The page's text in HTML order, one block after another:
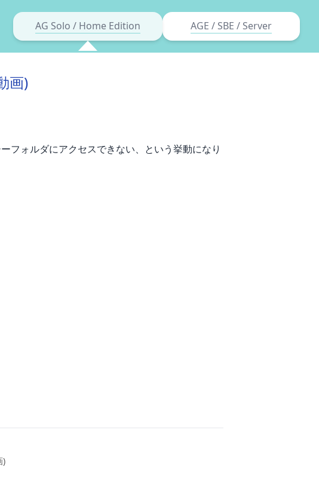
AG Solo / Home Edition AGE / SBE / Server
画)
フォルダにアクセスできない、という挙動になり
)